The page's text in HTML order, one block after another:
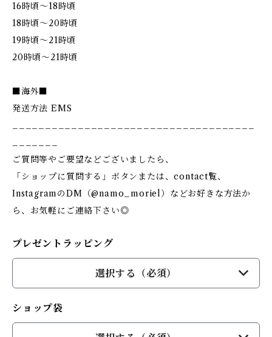
16時頃～18時頃
18時頃～20時頃
19時頃～21時頃
20時頃～21時頃
■海外■
発送方法 EMS
ご質問等やご要望などございましたら、
「ショップに質問する」ボタンまたは、contact覧、
InstagramのDM（@namo_moriel）などお好きな方法か
ら、お気軽にご連絡下さい◎
プレゼントラッピング
選択する（必須）
ショップ袋